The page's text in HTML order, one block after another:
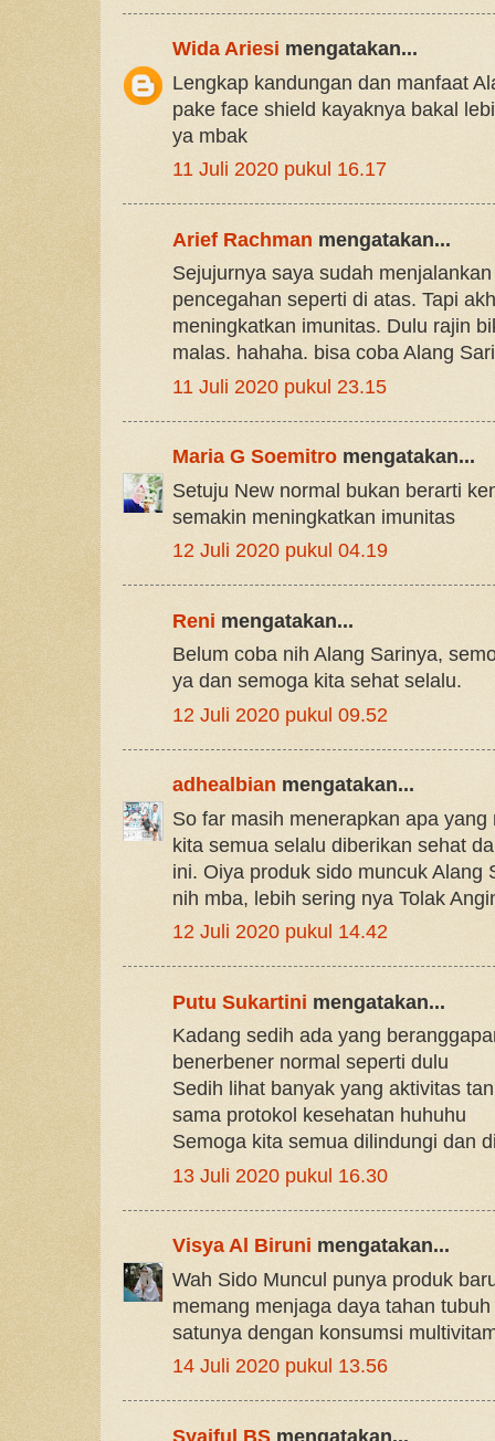
Wida Ariesi mengatakan...
Lengkap kandungan dan manfaat
pake face shield kayaknya bakal
ya mbak
11 Juli 2020 pukul 16.17
Arief Rachman mengatakan...
Sejujurnya saya sudah
pencegahan seperti di atas. Tapi
meningkatkan imunitas. Dulu rajin
malas. hahaha. bisa coba Alang
11 Juli 2020 pukul 23.15
Maria G Soemitro mengatakan...
Setuju New normal bukan berarti
semakin meningkatkan imunitas
12 Juli 2020 pukul 04.19
Reni mengatakan...
Belum coba nih Alang Sarinya,
ya dan semoga kita sehat selalu.
12 Juli 2020 pukul 09.52
adhealbian mengatakan...
So far masih menerapkan apa
kita semua selalu diberikan sehat
ini. Oiya produk sido muncuk Alang
nih mba, lebih sering nya Tolak
12 Juli 2020 pukul 14.42
Putu Sukartini mengatakan...
Kadang sedih ada yang
benerbener normal seperti dulu
Sedih lihat banyak yang aktivitas
sama protokol kesehatan huhuhu
Semoga kita semua dilindungi dan
13 Juli 2020 pukul 16.30
Visya Al Biruni mengatakan...
Wah Sido Muncul punya produk
memang menjaga daya tahan
satunya dengan konsumsi
14 Juli 2020 pukul 13.56
Syaiful BS mengatakan...